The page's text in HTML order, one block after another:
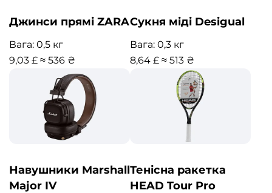
Джинси прямі ZARA
Вага: 0,5 кг
9,03 £ ≈ 536 ₴
Сукня міді Desigual
Вага: 0,3 кг
8,64 £ ≈ 513 ₴
Навушники Marshall
Major IV
Тенісна ракетка
HEAD Tour Pro